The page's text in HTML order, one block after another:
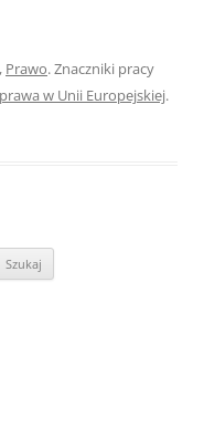
, Prawo. Znaczniki pracy
w Unii Europejskiej.